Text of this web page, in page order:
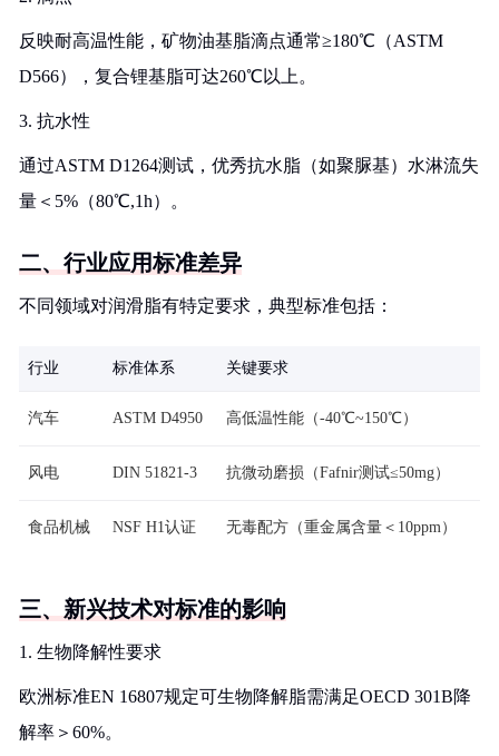
反映耐高温性能，矿物油基脂滴点通常≥180℃（ASTM
D566），复合锂基脂可达260℃以上。
3. 抗水性
通过ASTM D1264测试，优秀抗水脂（如聚脲基）水淋流失
量＜5%（80℃,1h）。
二、行业应用标准差异
不同领域对润滑脂有特定要求，典型标准包括：
行业 标准体系 关键要求
汽车 ASTM D4950 高低温性能（-40℃~150℃）
风电 DIN 51821-3 抗微动磨损（Fafnir测试≤50mg）
食品机械 NSF H1认证 无毒配方（重金属含量＜10ppm）
三、新兴技术对标准的影响
1. 生物降解性要求
欧洲标准EN 16807规定可生物降解脂需满足OECD 301B降
解率＞60%。